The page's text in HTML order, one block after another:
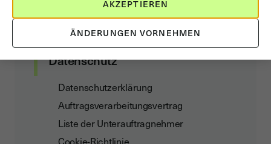
Abonnementbedingungen
Datenschutz
Datenschutzerklärung
Auftragsverarbeitungsvertrag
Liste der Unterauftragnehmer
Cookie-Richtlinie
ÄNDERUNGEN VORNEHMEN
AKZEPTIEREN